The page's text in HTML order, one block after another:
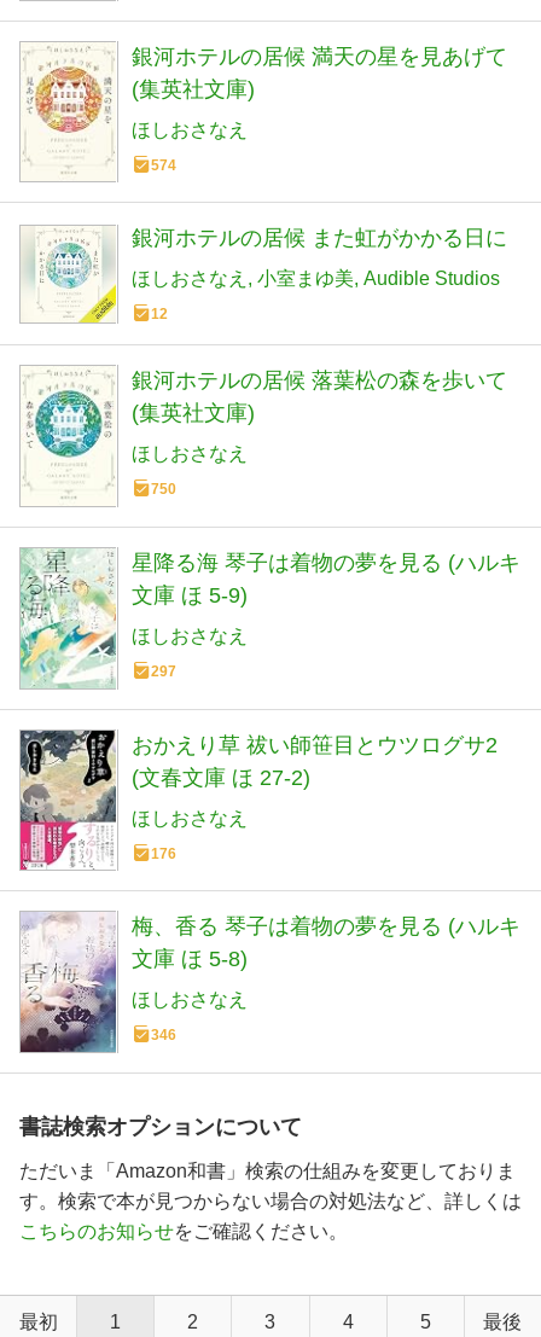
銀河ホテルの居候 満天の星を見あげて
(集英社文庫)
ほしおさなえ
574
銀河ホテルの居候 また虹がかかる日に
ほしおさなえ 小室まゆ美 Audible Studios
12
銀河ホテルの居候 落葉松の森を歩いて
(集英社文庫)
ほしおさなえ
750
星降る海 琴子は着物の夢を見る (ハルキ
文庫 ほ 5-9)
ほしおさなえ
297
おかえり草 祓い師笹目とウツログサ2
(文春文庫 ほ 27-2)
ほしおさなえ
176
梅、香る 琴子は着物の夢を見る (ハルキ
文庫 ほ 5-8)
ほしおさなえ
346
書誌検索オプションについて
ただいま「Amazon和書」検索の仕組みを変更しておりま
す。検索で本が見つからない場合の対処法など、詳しくは
こちらのお知らせをご確認ください。
最初 1 2 3 4 5 最後